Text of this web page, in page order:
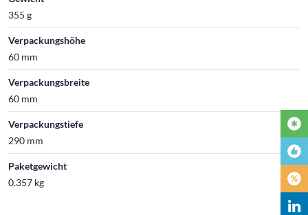
355 g
Verpackungshöhe
60 mm
Verpackungsbreite
60 mm
Verpackungstiefe
290 mm
Paketgewicht
0.357 kg